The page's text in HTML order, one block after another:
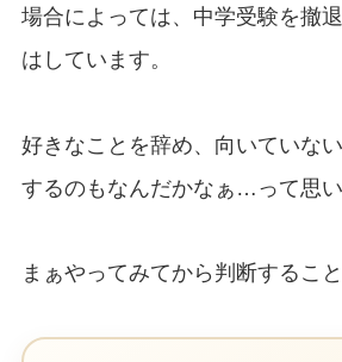
場合によっては、中学受験を撤
はしています。
好きなことを辞め、向いていな
するのもなんだかなぁ…って思い
まぁやってみてから判断するこ